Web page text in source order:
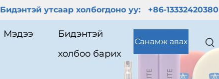
Бидэнтэй утсаар холбогдоно уу: +86-13332420380
Мэдээ
Бидэнтэй
холбоо барих
Санамж авах